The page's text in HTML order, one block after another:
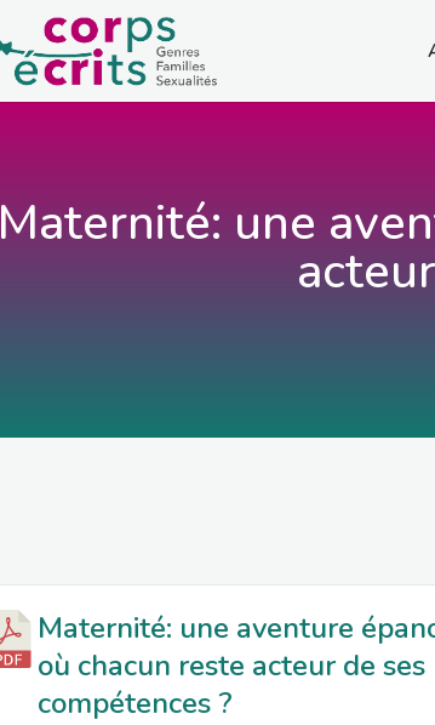
Maternité: une
Maternité: une aventure
où chacun reste acteur de ses
compétences ?